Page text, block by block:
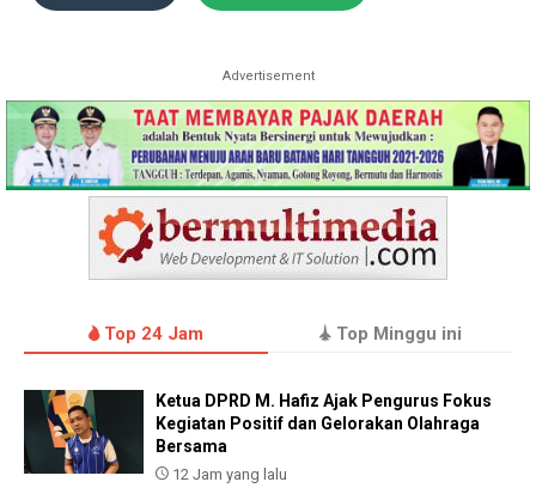
Advertisement
Top 24 Jam Top Minggu ini
Ketua DPRD M. Hafiz Ajak Pengurus Fokus
Kegiatan Positif dan Gelorakan Olahraga
Bersama
12 Jam yang lalu